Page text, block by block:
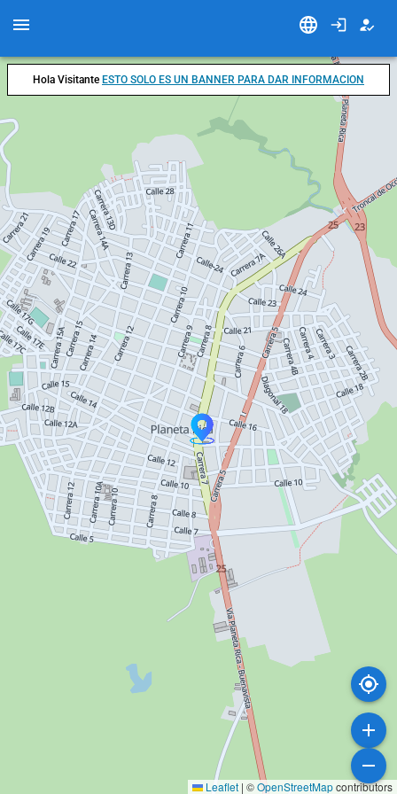
Leaflet | ©OpenStreetMapcontributors
Hola Visitante ESTO SOLO ES UN BANNER PARA DAR INFORMACION